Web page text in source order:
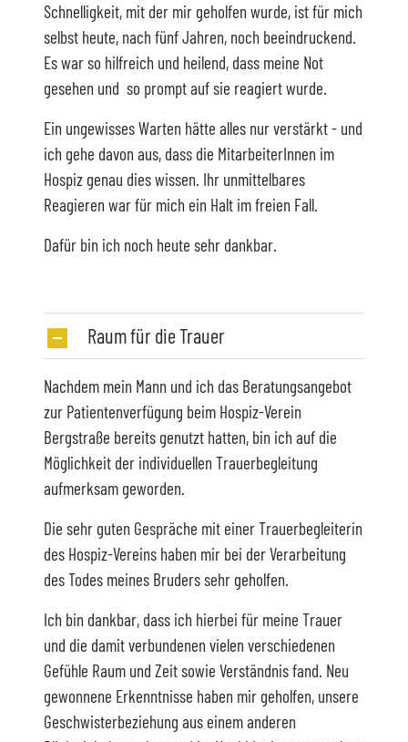
Schnelligkeit, mit der mir geholfen wurde, ist für mich
selbst heute, nach fünf Jahren, noch beeindruckend.
Es war so hilfreich und heilend, dass meine Not
gesehen und so prompt auf sie reagiert wurde.
Ein ungewisses Warten hätte alles nur verstärkt - und
ich gehe davon aus, dass die MitarbeiterInnen im
Hospiz genau dies wissen. Ihr unmittelbares
Reagieren war für mich ein Halt im freien Fall.
Dafür bin ich noch heute sehr dankbar.
Raum für die Trauer
Nachdem mein Mann und ich das Beratungsangebot
zur Patientenverfügung beim Hospiz-Verein
Bergstraße bereits genutzt hatten, bin ich auf die
Möglichkeit der individuellen Trauerbegleitung
aufmerksam geworden.
Die sehr guten Gespräche mit einer Trauerbegleiterin
des Hospiz-Vereins haben mir bei der Verarbeitung
des Todes meines Bruders sehr geholfen.
Ich bin dankbar, dass ich hierbei für meine Trauer
und die damit verbundenen vielen verschiedenen
Gefühle Raum und Zeit sowie Verständnis fand. Neu
gewonnene Erkenntnisse haben mir geholfen, unsere
Geschwisterbeziehung aus einem anderen